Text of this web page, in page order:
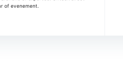
of evenement.